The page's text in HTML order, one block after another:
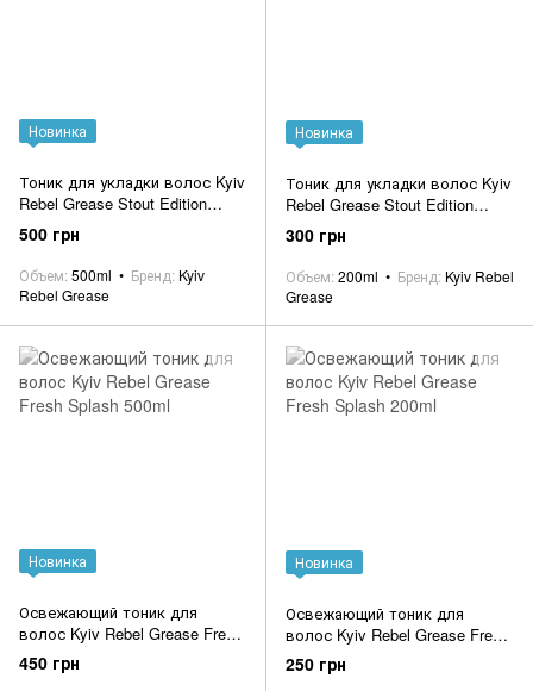
Новинка
Тоник для укладки волос Kyiv
Rebel Grease Stout Edition
500ml
500 грн
Объем 500ml Бренд Kyiv
Rebel Grease
Новинка
Тоник для укладки волос Kyiv
Rebel Grease Stout Edition
200ml
300 грн
Объем 200ml Бренд Kyiv Rebel
Grease
Новинка
Освежающий тоник для
волос Kyiv Rebel Grease Fresh
Splash 500ml
450 грн
Новинка
Освежающий тоник для
волос Kyiv Rebel Grease Fresh
Splash 200ml
250 грн